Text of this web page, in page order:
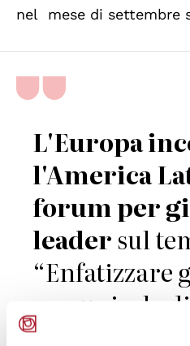
nel mese di settembre
L'Europa
l'America
forum per
leadersul
“Enfatizzare
comuni o le
nuove